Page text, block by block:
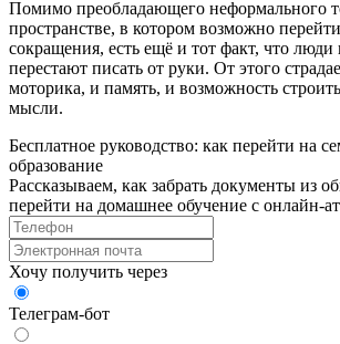
Помимо преобладающего неформального
пространстве, в котором возможно
сокращения, есть ещё и тот факт, что люди
перестают писать от руки. От этого
моторика, и память, и возможность
мысли.
Бесплатное руководство: как перейти на
образование
Рассказываем, как забрать документы из
перейти на домашнее обучение с
Хочу получить через
Телеграм-бот